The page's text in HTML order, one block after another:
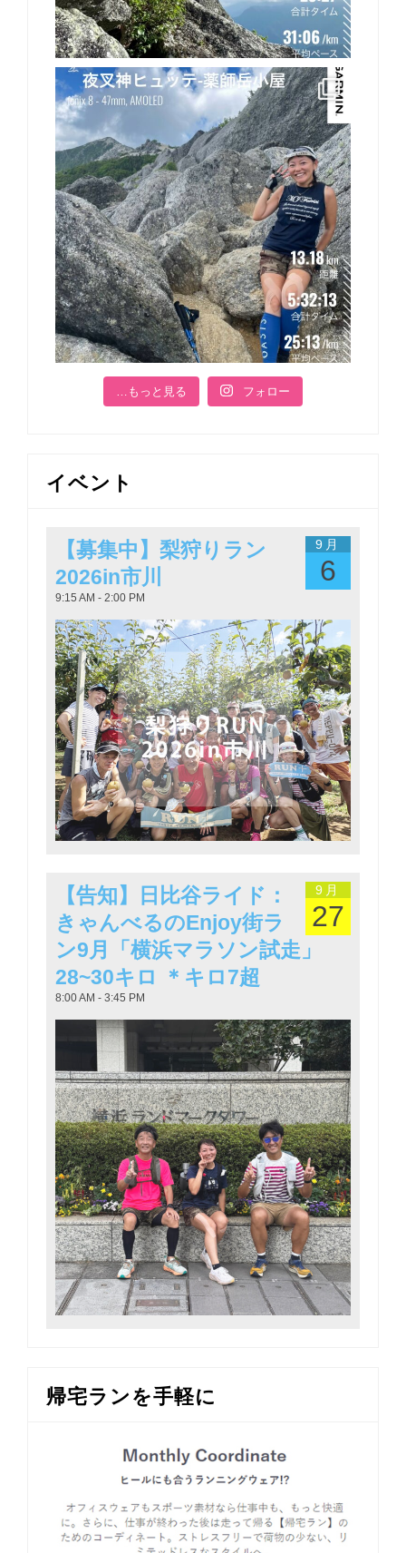
…もっと見る フォロー
イベント
9月
6
【募集中】梨狩りラン
2026in市川
9:15 AM - 2:00 PM
9月
27
【告知】日比谷ライド：
きゃんべるのEnjoy街ラ
ン9月「横浜マラソン試走」
28~30キロ ＊キロ7超
8:00 AM - 3:45 PM
帰宅ランを手軽に